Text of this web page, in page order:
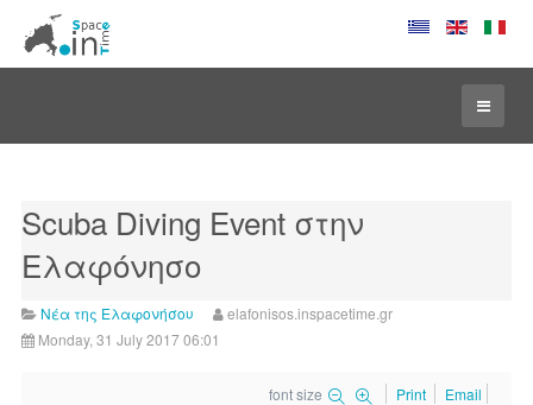
Scuba Diving Event στην
Ελαφόνησο
Νέα της Ελαφονήσου
elafonisos.inspacetime.gr
Monday, 31 July 2017 06:01
font size Print Email